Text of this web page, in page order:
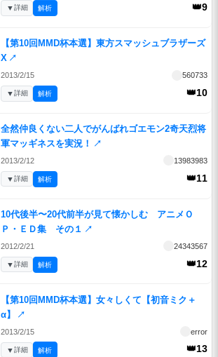
👑9
▼詳細 解析
【第10回MMD杯本選】東方スマッシュブラザーズ
X ↗
2013/2/15 560733
👑10
▼詳細 解析
全然仲良くない二人でがんばれゴエモン2奇天烈将
軍マッギネスを実況！
↗
2013/2/12 13983983
👑11
▼詳細 解析
10代後半〜20代前半が見て懐かしむ アニメＯ
Ｐ・ＥＤ集 その１ ↗
2012/2/21 24343567
👑12
▼詳細 解析
【第10回MMD杯本選】女々しくて【初音ミク＋
α】
↗
2013/2/15 error
👑13
▼詳細 解析